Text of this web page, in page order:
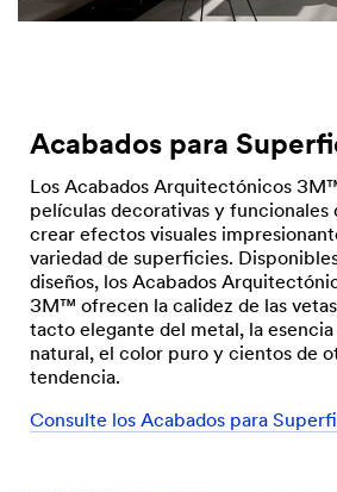
Acabados para
Los Acabados Arquitectónicos
películas decorativas y funcionales
crear efectos visuales
variedad de superficies.
diseños, los Acabados
3M™ ofrecen la calidez de las vetas
tacto elegante del metal, la
natural, el color puro y cientos de
tendencia.
Consulte los Acabados para